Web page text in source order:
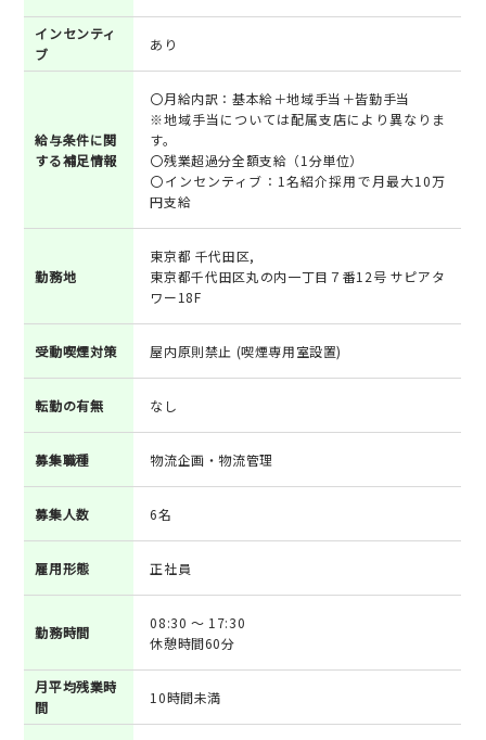
インセンティ
ブ
あり
給与条件に関
する補足情報
〇月給内訳：基本給＋地域手当＋皆勤手当
※地域手当については配属支店により異なりま
す。
〇残業超過分全額支給（1分単位）
〇インセンティブ：1名紹介採用で月最大10万
円支給
勤務地
東京都 千代田区,
東京都千代田区丸の内一丁目７番12号 サピアタ
ワー18F
受動喫煙対策 屋内原則禁止 (喫煙専用室設置)
転勤の有無 なし
募集職種 物流企画・物流管理
募集人数 6名
雇用形態 正社員
勤務時間
08:30 ～ 17:30
休憩時間60分
月平均残業時
間
10時間未満